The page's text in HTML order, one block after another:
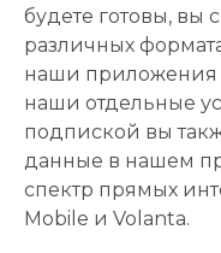
будете готовы, вы
различных
наши приложения
наши отдельные
подпиской вы
данные в нашем
спектр прямых
Mobile и Volanta.